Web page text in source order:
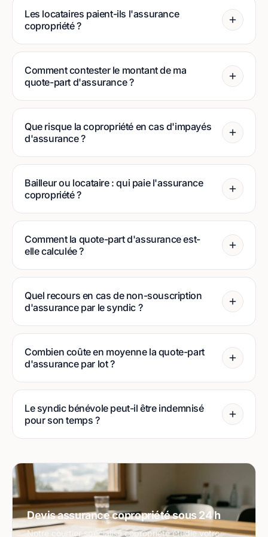
Les locataires paient-ils l'assurance
copropriété ?
Comment contester le montant de ma
quote-part d'assurance ?
Que risque la copropriété en cas d'impayés
d'assurance ?
Bailleur ou locataire : qui paie l'assurance
copropriété ?
Comment la quote-part d'assurance est-
elle calculée ?
Quel recours en cas de non-souscription
d'assurance par le syndic ?
Combien coûte en moyenne la quote-part
d'assurance par lot ?
Le syndic bénévole peut-il être indemnisé
pour son temps ?
Devis assurance copropriété sous 24 h
Notre courtier spécialisé copropriété étudie votre